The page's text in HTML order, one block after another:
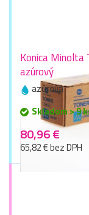
Konica Minolta
azúrový
azúrová
Skladom > 9
80,96 €
65,82 € bez DPH